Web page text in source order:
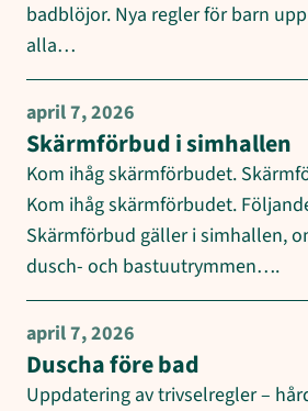
badblöjor. Nya regler för barn
alla…
april 7, 2026
Skärmförbud i simhallen
Kom ihåg skärmförbudet.
Kom ihåg skärmförbudet.
Skärmförbud gäller i simhallen,
dusch- och bastuutrymmen….
april 7, 2026
Duscha före bad
Uppdatering av trivselregler –